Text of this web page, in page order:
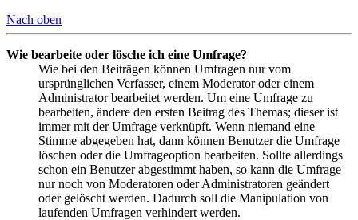
Nach oben
Wie bearbeite oder lösche ich eine Umfrage?
Wie bei den Beiträgen können Umfragen nur vom
ursprünglichen Verfasser, einem Moderator oder einem
Administrator bearbeitet werden. Um eine Umfrage zu
bearbeiten, ändere den ersten Beitrag des Themas; dieser ist
immer mit der Umfrage verknüpft. Wenn niemand eine
Stimme abgegeben hat, dann können Benutzer die Umfrage
löschen oder die Umfrageoption bearbeiten. Sollte allerdings
schon ein Benutzer abgestimmt haben, so kann die Umfrage
nur noch von Moderatoren oder Administratoren geändert
oder gelöscht werden. Dadurch soll die Manipulation von
laufenden Umfragen verhindert werden.